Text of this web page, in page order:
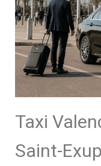
Taxi
Saint-